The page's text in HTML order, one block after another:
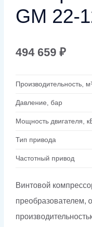
GM 22-
494 659 ₽
Производительность,
Давление, бар
Мощность двигателя,
Тип привода
Частотный привод
Винтовой
преобразователем,